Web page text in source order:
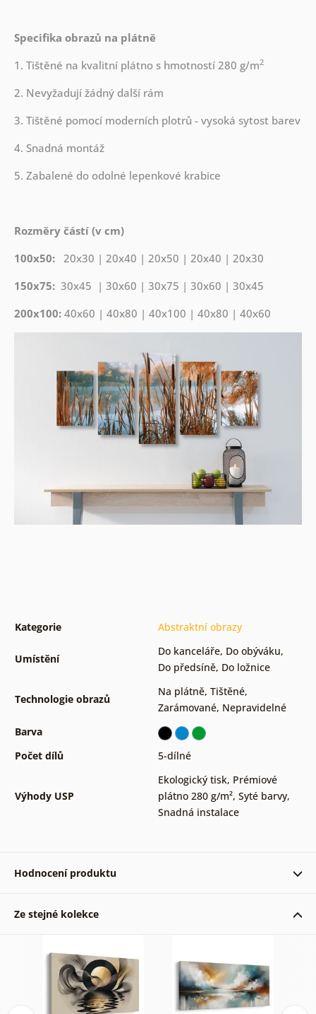
Specifika obrazů na plátně
1. Tištěné na kvalitní plátno s hmotností 280 g/m2
2. Nevyžadují žádný další rám
3. Tištěné pomocí moderních plotrů - vysoká sytost barev
4. Snadná montáž
5. Zabalené do odolné lepenkové krabice
Rozměry částí (v cm)
100x50: 20x30 | 20x40 | 20x50 | 20x40 | 20x30
150x75: 30x45 | 30x60 | 30x75 | 30x60 | 30x45
200x100: 40x60 | 40x80 | 40x100 | 40x80 | 40x60
Kategorie Abstraktní obrazy
Umístění
Do kanceláře, Do obýváku,
Do předsíně, Do ložnice
Technologie obrazů
Na plátně, Tištěné,
Zarámované, Nepravidelné
Barva
Počet dílů
5-dílné
Výhody USP
Ekologický tisk, Prémiové
plátno 280 g/m², Syté barvy,
Snadná instalace
Hodnocení produktu
Ze stejné kolekce